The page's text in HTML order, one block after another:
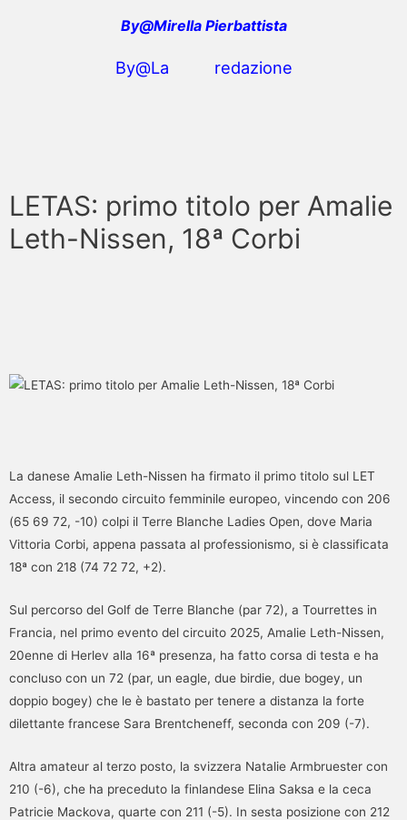
By@Mirella Pierbattista
By@La redazione
LETAS: primo titolo per Amalie
Leth-Nissen, 18ª Corbi
La danese Amalie Leth-Nissen ha firmato il primo titolo sul LET
Access, il secondo circuito femminile europeo, vincendo con 206
(65 69 72, -10) colpi il Terre Blanche Ladies Open, dove Maria
Vittoria Corbi, appena passata al professionismo, si è classificata
18ª con 218 (74 72 72, +2).
Sul percorso del Golf de Terre Blanche (par 72), a Tourrettes in
Francia, nel primo evento del circuito 2025, Amalie Leth-Nissen,
20enne di Herlev alla 16ª presenza, ha fatto corsa di testa e ha
concluso con un 72 (par, un eagle, due birdie, due bogey, un
doppio bogey) che le è bastato per tenere a distanza la forte
dilettante francese Sara Brentcheneff, seconda con 209 (-7).
Altra amateur al terzo posto, la svizzera Natalie Armbruester con
210 (-6), che ha preceduto la finlandese Elina Saksa e la ceca
Patricie Mackova, quarte con 211 (-5). In sesta posizione con 212